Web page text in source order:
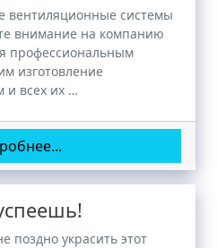
вентиляционные системы
внимание на компанию
профессиональным
изготовление
и всех их …
поздно украсить этот